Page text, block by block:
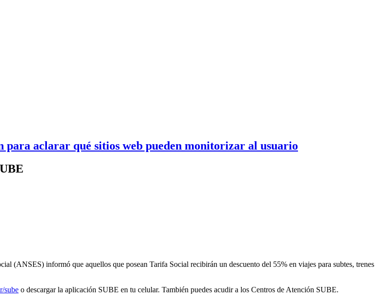
aclarar qué sitios web pueden monitorizar al usuario
(ANSES) informó que aquellos que posean Tarifa Social recibirán un descuento del 55% en viajes para subtes, trenes
sube o descargar la aplicación SUBE en tu celular. También puedes acudir a los Centros de Atención SUBE.